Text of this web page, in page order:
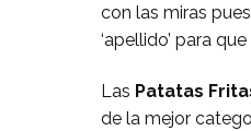
con las miras
‘apellido’ para
Las Patatas
de la mejor